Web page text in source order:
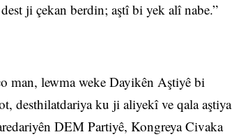
ji çekan berdin; aştî bi yek alî nabe.”
man, lewma weke Dayikên Aştiyê bi
desthilatdariya ku ji aliyekî ve qala aştiya
DEM Partiyê, Kongreya Civaka